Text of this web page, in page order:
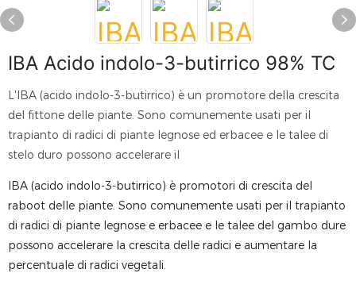
IBA Acido indolo-3-butirrico 98% TC
L'IBA (acido indolo-3-butirrico) è un promotore della crescita
del fittone delle piante. Sono comunemente usati per il
trapianto di radici di piante legnose ed erbacee e le talee di
stelo duro possono accelerare il
IBA (acido indolo-3-butirrico) è promotori di crescita del
raboot delle piante. Sono comunemente usati per il trapianto
di radici di piante legnose e erbacee e le talee del gambo dure
possono accelerare la crescita delle radici e aumentare la
percentuale di radici vegetali.